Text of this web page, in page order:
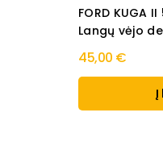
FORD KUGA
Langų vėjo
45,00 €
Į